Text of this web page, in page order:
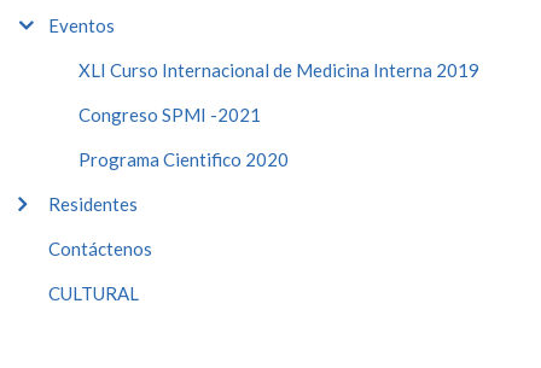
Eventos
XLI Curso Internacional de Medicina Interna 2019
Congreso SPMI -2021
Programa Cientifico 2020
Residentes
Contáctenos
CULTURAL